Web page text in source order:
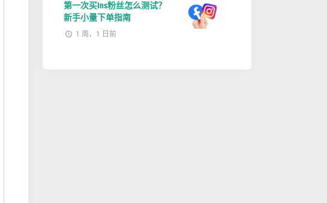
第一次买Ins粉丝怎么测试？
新手小量下单指南
1 周，1 日前